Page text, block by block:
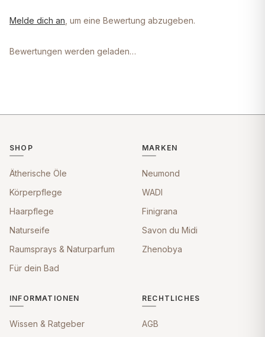
Melde dich an , um eine Bewertung abzugeben.
Bewertungen werden geladen…
SHOP
Ätherische Öle
Körperpflege
Haarpflege
Naturseife
Raumsprays & Naturparfum
Für dein Bad
MARKEN
Neumond
WADI
Finigrana
Savon du Midi
Zhenobya
INFORMATIONEN
Wissen & Ratgeber
RECHTLICHES
AGB